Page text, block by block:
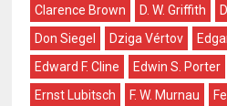
Clarence Brown
D. W. Griffith
Don Siegel
Dziga Vértov
Edward F. Cline
Edwin S. Porter
Ernst Lubitsch
F. W. Murnau